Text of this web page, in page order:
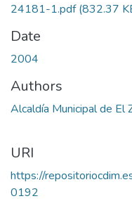
24181-1.pdf(832.37
Date
2004
Authors
Alcaldía Municipal de El
URI
https://
0192